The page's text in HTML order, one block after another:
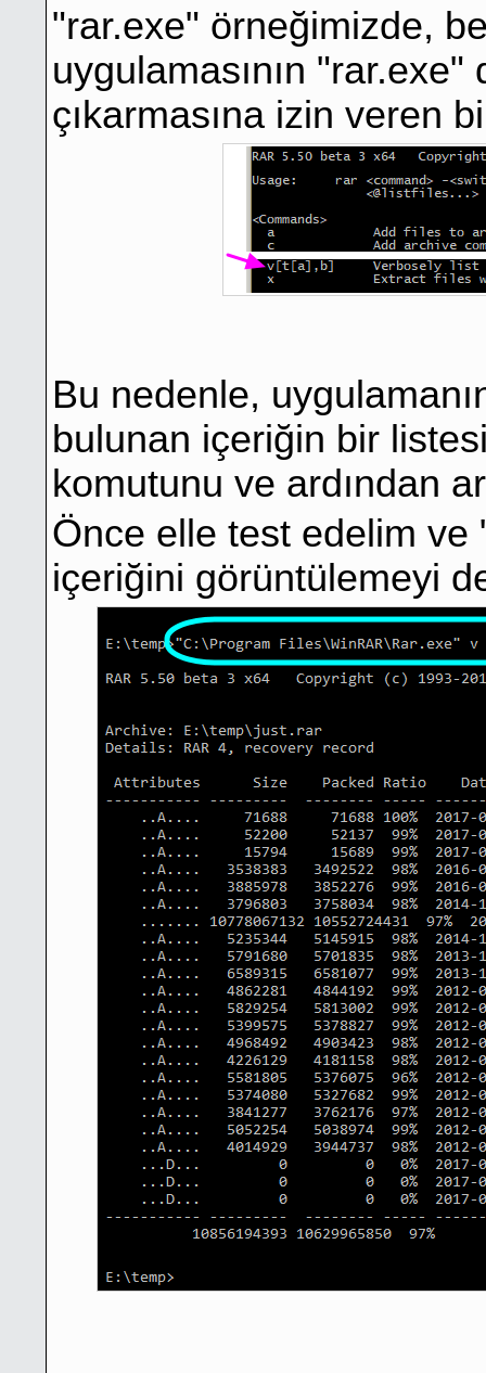
"rar.exe" örneğimizde,
uygulamasının
çıkarmasına izin veren
Bu nedenle,
bulunan içeriğin bir
komutunu ve ardından
Önce elle test edelim ve
içeriğini görüntülemeyi